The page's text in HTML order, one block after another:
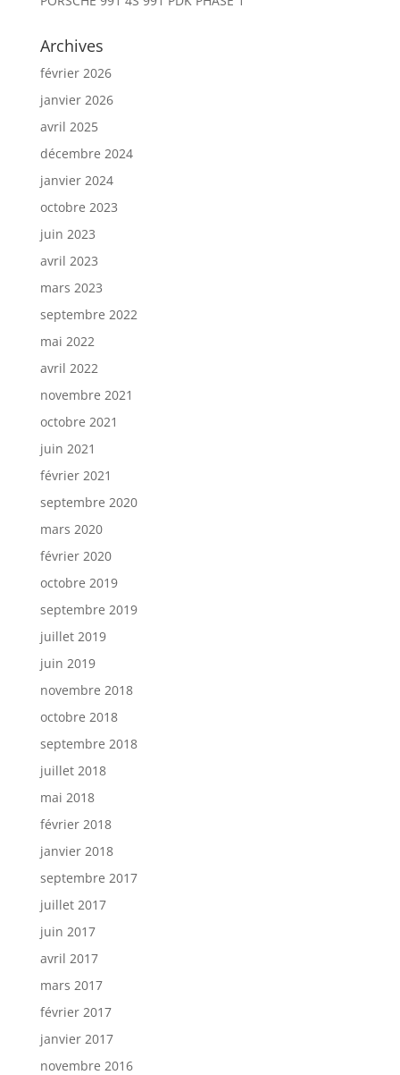
Archives
février 2026
janvier 2026
avril 2025
décembre 2024
janvier 2024
octobre 2023
juin 2023
avril 2023
mars 2023
septembre 2022
mai 2022
avril 2022
novembre 2021
octobre 2021
juin 2021
février 2021
septembre 2020
mars 2020
février 2020
octobre 2019
septembre 2019
juillet 2019
juin 2019
novembre 2018
octobre 2018
septembre 2018
juillet 2018
mai 2018
février 2018
janvier 2018
septembre 2017
juillet 2017
juin 2017
avril 2017
mars 2017
février 2017
janvier 2017
novembre 2016